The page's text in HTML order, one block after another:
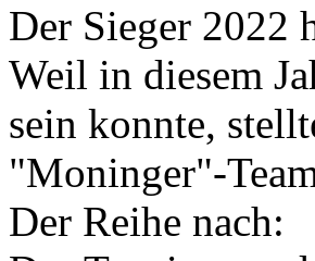
Der Sieger 2022
Weil in diesem
sein konnte,
"Moninger"-
Der Reihe nach: